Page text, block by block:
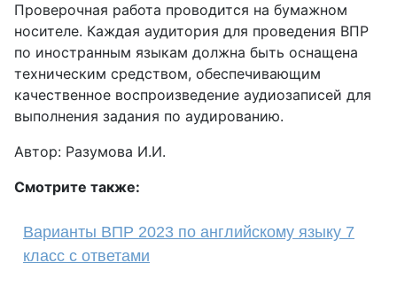
Проверочная работа проводится на бумажном
носителе. Каждая аудитория для проведения ВПР
по иностранным языкам должна быть оснащена
техническим средством, обеспечивающим
качественное воспроизведение аудиозаписей для
выполнения задания по аудированию.
Автор: Разумова И.И.
Смотрите также:
Варианты ВПР 2023 по английскому языку 7
класс с ответами